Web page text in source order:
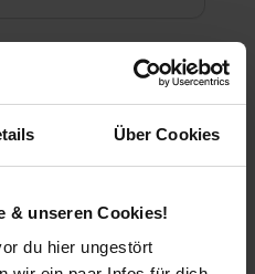
Über Cookies
& unseren Cookies!
du hier ungestört
Dispenser
innovatives
entwickelt und an